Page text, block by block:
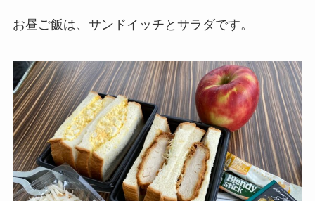
お昼ご飯は、サンドイッチとサラダです。